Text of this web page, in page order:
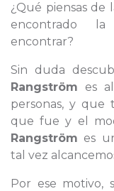
¿Qué piensas de
encontrado la
encontrar?
Sin duda
Rangström es
personas, y que
que fue y el
Rangström es
tal vez
Por ese motivo,